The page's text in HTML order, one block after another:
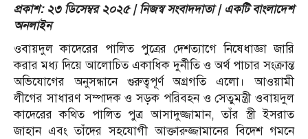
প্রকাশ: ২৩ ডিসেম্বর ২০২৫ | নিজস্ব সংবাদদাতা | একটি বাংলাদেশ
অনলাইন
ওবায়দুল কাদেরের পালিত পুত্রের দেশত্যাগে নিষেধাজ্ঞা জারি
করার মধ্য দিয়ে আলোচিত একাধিক দুর্নীতি ও অর্থ পাচার সংক্রান্ত
অভিযোগের অনুসন্ধানে গুরুত্বপূর্ণ অগ্রগতি এলো। আওয়ামী
লীগের সাধারণ সম্পাদক ও সড়ক পরিবহন ও সেতুমন্ত্রী ওবায়দুল
কাদেরের কথিত পালিত পুত্র আসাদুজ্জামান, তাঁর স্ত্রী ইসরাত
জাহান এবং তাঁদের সহযোগী আক্তারুজ্জামানের বিদেশ গমনে